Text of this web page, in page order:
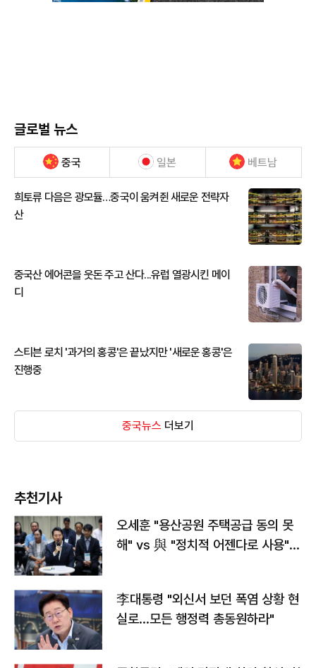
글로벌 뉴스
중국 일본 베트남
희토류 다음은 광모듈…중국이 움켜쥔 새로운 전략자
산
중국산 에어콘을 웃돈 주고 산다...유럽 열광시킨 메이
디
스티븐 로치 '과거의 홍콩'은 끝났지만 '새로운 홍콩'은
진행중
중국뉴스 더보기
추천기사
오세훈 "용산공원 주택공급 동의 못
해" vs 與 "정치적 어젠다로 사용"
李대통령 "외신서 보던 폭염 상황 현
실로…모든 행정력 총동원하라"